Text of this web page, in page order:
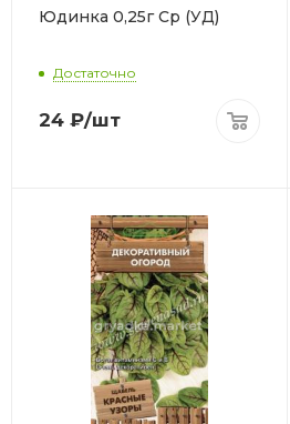
Юдинка 0,25г Ср (УД)
Достаточно
24 ₽/шт